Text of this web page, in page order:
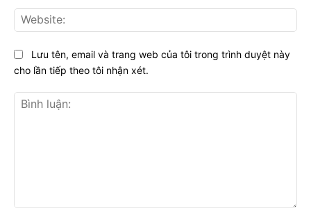
Lưu tên, email và trang web của tôi trong trình duyệt này
cho lần tiếp theo tôi nhận xét.